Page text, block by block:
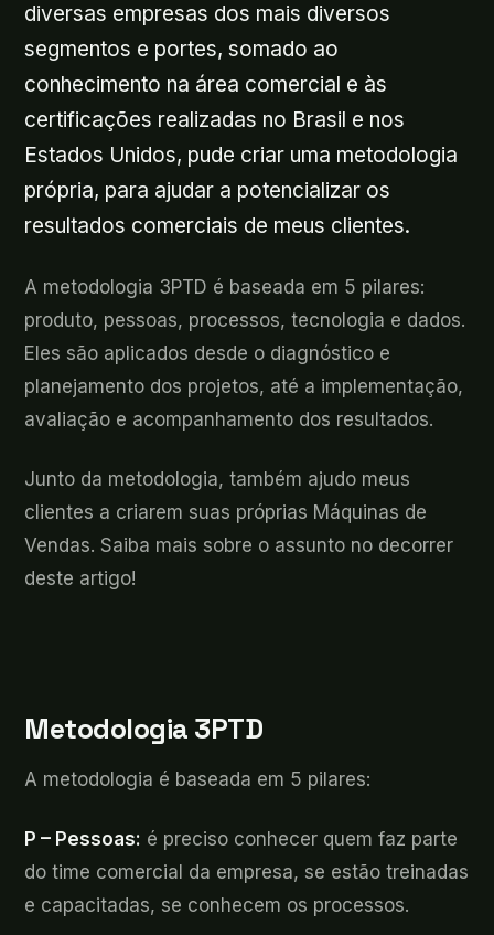
diversas empresas dos mais diversos
segmentos e portes, somado ao
conhecimento na área comercial e às
certificações realizadas no Brasil e nos
Estados Unidos, pude criar uma metodologia
própria, para ajudar a potencializar os
resultados comerciais de meus clientes.
A metodologia 3PTD é baseada em 5 pilares:
produto, pessoas, processos, tecnologia e dados.
Eles são aplicados desde o diagnóstico e
planejamento dos projetos, até a implementação,
avaliação e acompanhamento dos resultados.
Junto da metodologia, também ajudo meus
clientes a criarem suas próprias Máquinas de
Vendas. Saiba mais sobre o assunto no decorrer
deste artigo!
Metodologia 3PTD
A metodologia é baseada em 5 pilares:
P – Pessoas: é preciso conhecer quem faz parte
do time comercial da empresa, se estão treinadas
e capacitadas, se conhecem os processos.